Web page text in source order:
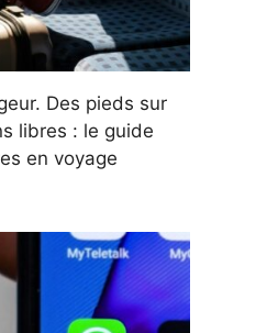
Des pieds sur
libres : le guide
en voyage